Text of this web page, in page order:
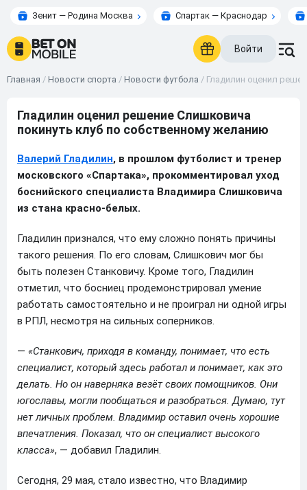
Зенит — Родина Москва Спартак — Краснодар
Войти
Главная / Новости спорта / Новости футбола / Гладилин оценил
Гладилин оценил решение Слишковича
покинуть клуб по собственному желанию
Валерий Гладилин, в прошлом футболист и тренер
московского «Спартака», прокомментировал уход
боснийского специалиста Владимира Слишковича
из стана красно-белых.
Гладилин признался, что ему сложно понять причины
такого решения. По его словам, Слишкович мог бы
быть полезен Станковичу. Кроме того, Гладилин
отметил, что босниец продемонстрировал умение
работать самостоятельно и не проиграл ни одной игры
в РПЛ, несмотря на сильных соперников.
— «Станкович, приходя в команду, понимает, что есть
специалист, который здесь работал и понимает, как это
делать. Но он наверняка везёт своих помощников. Они
югославы, могли пообщаться и разобраться. Думаю, тут
нет личных проблем. Владимир оставил очень хорошие
впечатления. Показал, что он специалист высокого
класса», — добавил Гладилин.
Сегодня, 29 мая, стало известно, что Владимир